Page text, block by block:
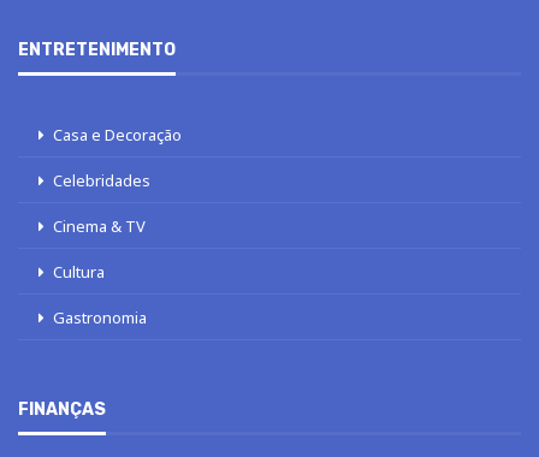
ENTRETENIMENTO
Casa e Decoração
Celebridades
Cinema & TV
Cultura
Gastronomia
FINANÇAS